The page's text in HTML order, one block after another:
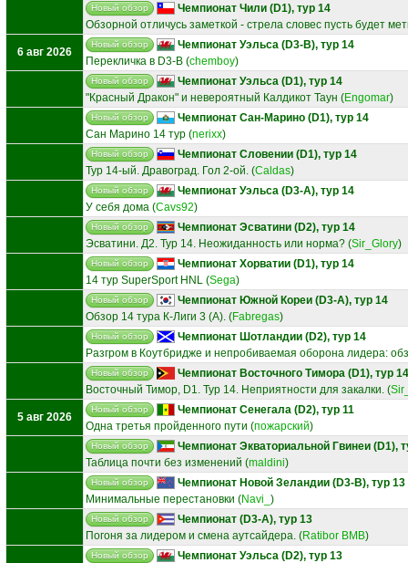
Новый обзор
Чемпионат Чили (D1), тур 14
Обзорной отличусь заметкой - стрела словес пусть будет
6 авг 2026
Новый обзор
Чемпионат Уэльса (D3-B), тур 14
Перекличка в D3-B (chemboy)
Новый обзор
Чемпионат Уэльса (D1), тур 14
"Красный Дракон" и невероятный Калдикот Таун (Engomar)
Новый обзор
Чемпионат Сан-Марино (D1), тур 14
Сан Марино 14 тур (nerixx)
Новый обзор
Чемпионат Словении (D1), тур 14
Тур 14-ый. Дравоград. Гол 2-ой. (Caldas)
Новый обзор
Чемпионат Уэльса (D3-A), тур 14
У себя дома (Cavs92)
Новый обзор
Чемпионат Эсватини (D2), тур 14
Эсватини. Д2. Тур 14. Неожиданность или норма? (Sir_Glory)
Новый обзор
Чемпионат Хорватии (D1), тур 14
14 тур SuperSport HNL (Sega)
Новый обзор
Чемпионат Южной Кореи (D3-A), тур 14
Обзор 14 тура К-Лиги 3 (А). (Fabregas)
Новый обзор
Чемпионат Шотландии (D2), тур 14
Разгром в Коутбридже и непробиваемая оборона лидера:
Новый обзор
Чемпионат Восточного Тимора (D1), тур 14
Восточный Тимор, D1. Тур 14. Неприятности для закалки. (
5 авг 2026
Новый обзор
Чемпионат Сенегала (D2), тур 11
Одна третья пройденного пути (пожарский)
Новый обзор
Чемпионат Экваториальной Гвинеи (D1),
Таблица почти без изменений (maldini)
Новый обзор
Чемпионат Новой Зеландии (D3-B), тур 13
Минимальные перестановки (Navi_ )
Новый обзор
Чемпионат (D3-A), тур 13
Погоня за лидером и смена аутсайдера. (Ratibor BMB)
Новый обзор Чемпионат Уэльса (D2), тур 13